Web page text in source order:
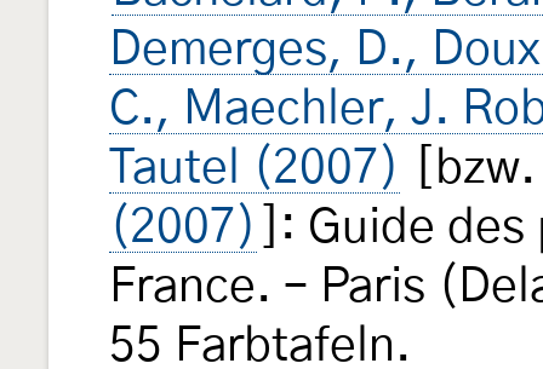
Demerges, D.,
C., Maechler, J.
Tautel (2007)
(2007)
]: Guide
France. – Paris
55 Farbtafeln.